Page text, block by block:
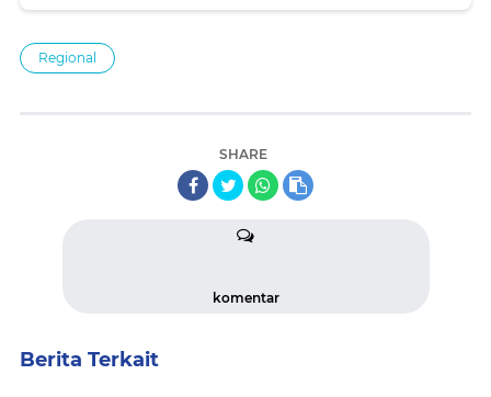
Regional
SHARE
komentar
Berita Terkait